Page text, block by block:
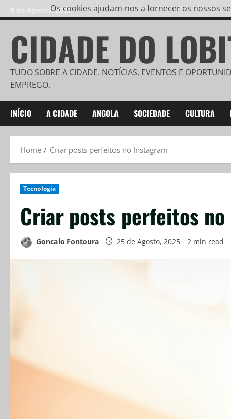
8 de Agosto, 2026
CIDADE DO
TUDO SOBRE A CIDADE. NOTÍCIAS, EVENTOS E
EMPREGO.
INÍCIO A CIDADE ANGOLA SOCIEDADE CULTURA
Home Criar posts perfeitos no Instagram
Tecnologia
Criar posts perfeitos
Goncalo Fontoura 25 de Agosto, 2025 2 min read
Os cookies ajudam-nos a fornecer os nossos